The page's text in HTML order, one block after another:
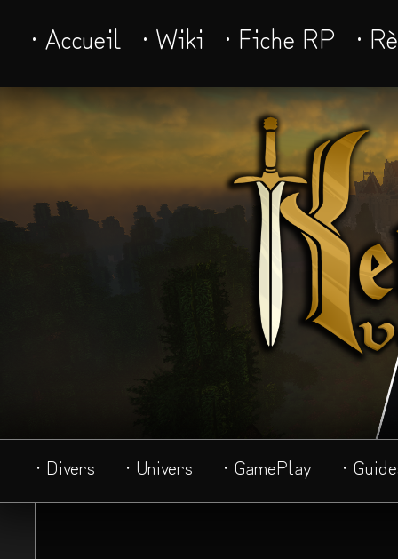
· Accueil · Wiki · Fiche RP ·
· Divers · Univers · GamePlay ·